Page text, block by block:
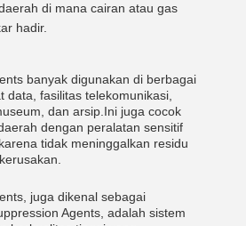
di mana cairan atau gas
hadir.
banyak digunakan di berbagai
data, fasilitas telekomunikasi,
dan arsip.Ini juga cocok
dengan peralatan sensitif
tidak meninggalkan residu
juga dikenal sebagai
Agents, adalah sistem